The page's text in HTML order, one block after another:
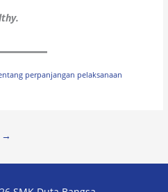
perpanjangan pelaksanaan
→